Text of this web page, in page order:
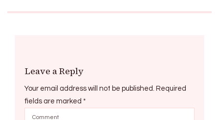
Leave a Reply
Your email address will not be published. Required
fields are marked *